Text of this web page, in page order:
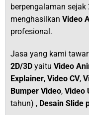
berpengalaman sejak
menghasilkan Video
profesional.
Jasa yang kami
2D/3D yaitu Video
Explainer, Video CV,
Bumper Video, Video
tahun) , Desain Slide